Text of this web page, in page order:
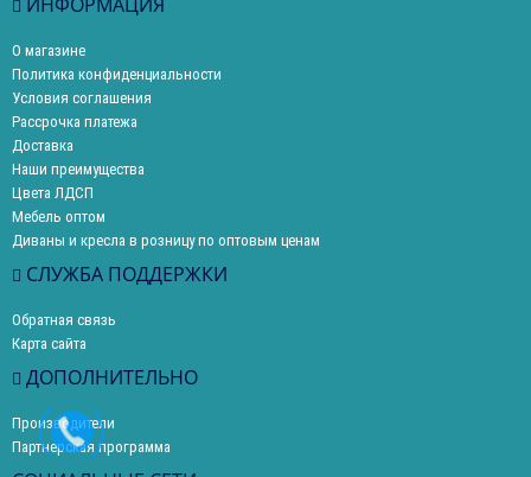
О магазине
Политика конфиденциальности
Условия соглашения
Рассрочка платежа
Доставка
Наши преимущества
Цвета ЛДСП
Мебель оптом
Диваны и кресла в розницу по оптовым ценам
СЛУЖБА ПОДДЕРЖКИ
Обратная связь
Карта сайта
ДОПОЛНИТЕЛЬНО
Производители
Партнерская программа